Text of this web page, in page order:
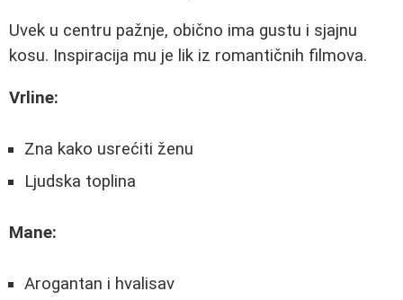
Uvek u centru pažnje, obično ima gustu i sjajnu
kosu. Inspiracija mu je lik iz romantičnih filmova.
Vrline:
Zna kako usrećiti ženu
Ljudska toplina
Mane:
Arogantan i hvalisav